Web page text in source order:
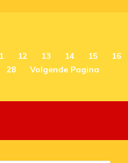
12 13 14 15
16
28 Volgende Pagina